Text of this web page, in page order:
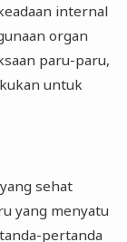
internal
organ
paru-paru,
untuk
sehat
yang menyatu
pertanda